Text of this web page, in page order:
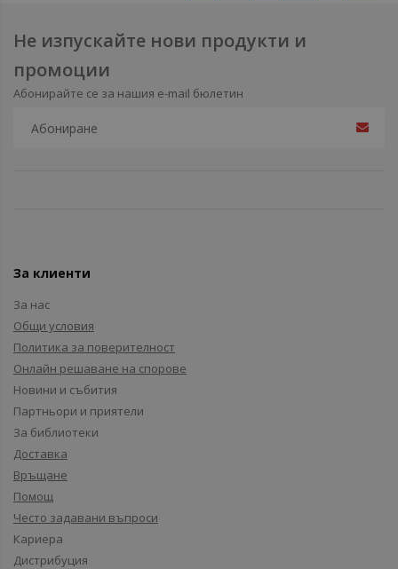
Не изпускайте нови продукти и
промоции
Абонирайте се за нашия e-mail бюлетин
За клиенти
За нас
Общи условия
Политика за поверителност
Онлайн решаване на спорове
Новини и събития
Партньори и приятели
За библиотеки
Доставка
Връщане
Помощ
Често задавани въпроси
Кариера
Дистрибуция